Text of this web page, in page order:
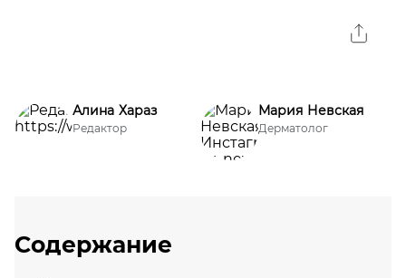
Алина Хараз
Редактор
Мария Невская
Дерматолог
Содержание